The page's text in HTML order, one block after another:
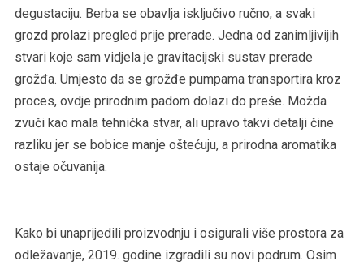
degustaciju. Berba se obavlja isključivo ručno, a svaki
grozd prolazi pregled prije prerade. Jedna od zanimljivijih
stvari koje sam vidjela je gravitacijski sustav prerade
grožđa. Umjesto da se grožđe pumpama transportira kroz
proces, ovdje prirodnim padom dolazi do preše. Možda
zvuči kao mala tehnička stvar, ali upravo takvi detalji čine
razliku jer se bobice manje oštećuju, a prirodna aromatika
ostaje očuvanija.
Kako bi unaprijedili proizvodnju i osigurali više prostora za
odležavanje, 2019. godine izgradili su novi podrum. Osim